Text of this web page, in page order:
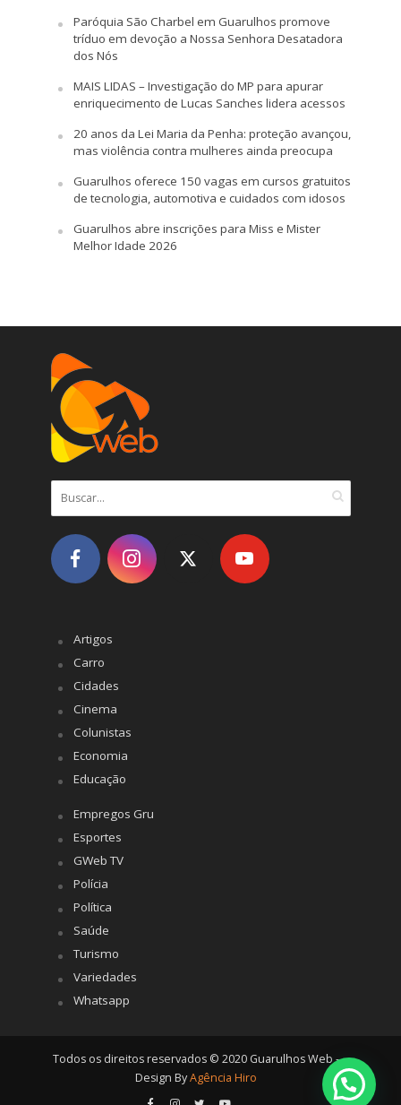
Paróquia São Charbel em Guarulhos promove
tríduo em devoção a Nossa Senhora Desatadora
dos Nós
MAIS LIDAS – Investigação do MP para apurar
enriquecimento de Lucas Sanches lidera acessos
20 anos da Lei Maria da Penha: proteção avançou,
mas violência contra mulheres ainda preocupa
Guarulhos oferece 150 vagas em cursos gratuitos
de tecnologia, automotiva e cuidados com idosos
Guarulhos abre inscrições para Miss e Mister
Melhor Idade 2026
Artigos
Carro
Cidades
Cinema
Colunistas
Economia
Educação
Empregos Gru
Esportes
GWeb TV
Polícia
Política
Saúde
Turismo
Variedades
Whatsapp
Todos os direitos reservados © 2020 Guarulhos Web -
Design ByAgência Hiro